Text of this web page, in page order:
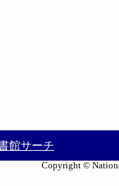
館サーチ
Copyright ©